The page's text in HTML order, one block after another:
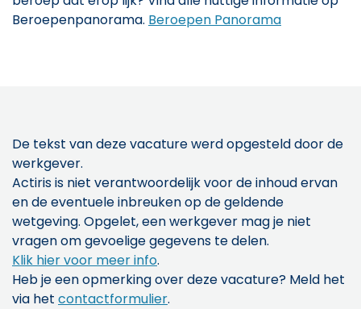
Beroepenpanorama. Beroepen Panorama
De tekst van deze vacature werd opgesteld door de
werkgever.
Actiris is niet verantwoordelijk voor de inhoud ervan
en de eventuele inbreuken op de geldende
wetgeving. Opgelet, een werkgever mag je niet
vragen om gevoelige gegevens te delen.
Klik hier voor meer info.
Heb je een opmerking over deze vacature? Meld het
via het contactformulier.